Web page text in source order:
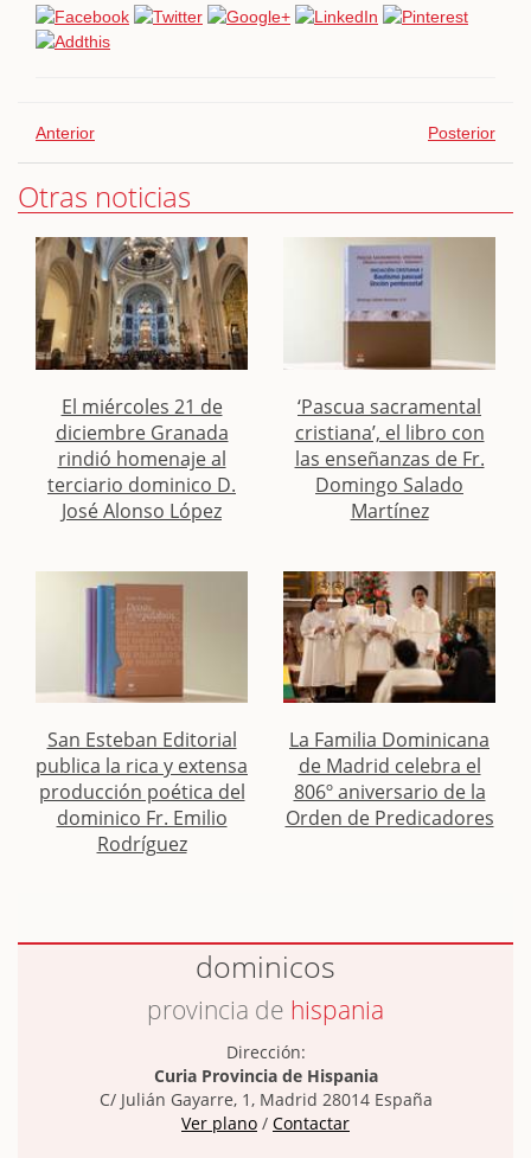
Anterior Posterior
Otras noticias
El miércoles 21 de
diciembre Granada
rindió homenaje al
terciario dominico D.
José Alonso López
‘Pascua sacramental
cristiana’, el libro con
las enseñanzas de Fr.
Domingo Salado
Martínez
San Esteban Editorial
publica la rica y extensa
producción poética del
dominico Fr. Emilio
Rodríguez
La Familia Dominicana
de Madrid celebra el
806º aniversario de la
Orden de Predicadores
dominicos
provincia de hispania
Dirección:
Curia Provincia de Hispania
C/ Julián Gayarre, 1, Madrid 28014 España
Ver plano / Contactar